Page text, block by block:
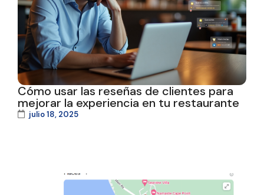
Cómo usar las reseñas de clientes para
mejorar la experiencia en tu restaurante
julio 18, 2025